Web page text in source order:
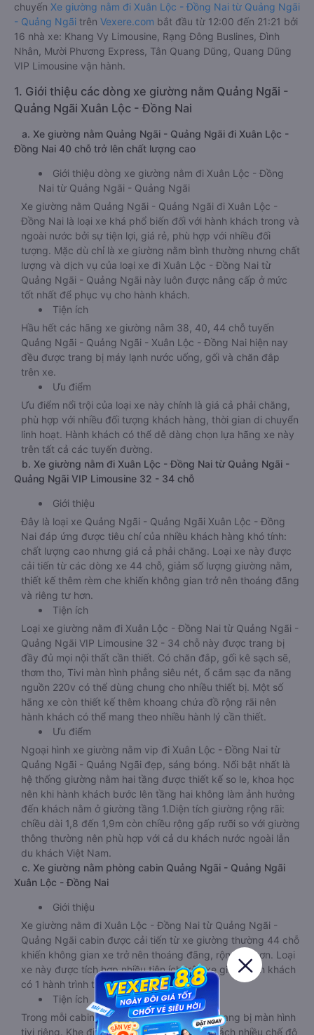
chuyến Xe giường nằm đi Xuân Lộc - Đồng Nai từ Quảng Ngãi
- Quảng Ngãi trên Vexere.com bắt đầu từ 12:00 đến 21:21 bởi
16 nhà xe: Khang Vy Limousine, Rạng Đông Buslines, Đình
Nhân, Mười Phương Express, Tân Quang Dũng, Quang Dũng
VIP Limousine vận hành.
1. Giới thiệu các dòng xe giường nằm Quảng Ngãi -
Quảng Ngãi Xuân Lộc - Đồng Nai
a. Xe giường nằm Quảng Ngãi - Quảng Ngãi đi Xuân Lộc -
Đồng Nai 40 chỗ trở lên chất lượng cao
Giới thiệu dòng xe giường nằm đi Xuân Lộc - Đồng
Nai từ Quảng Ngãi - Quảng Ngãi
Xe giường nằm Quảng Ngãi - Quảng Ngãi đi Xuân Lộc -
Đồng Nai là loại xe khá phổ biến đối với hành khách trong và
ngoài nước bởi sự tiện lợi, giá rẻ, phù hợp với nhiều đối
tượng. Mặc dù chỉ là xe giường nằm bình thường nhưng chất
lượng và dịch vụ của loại xe đi Xuân Lộc - Đồng Nai từ
Quảng Ngãi - Quảng Ngãi này luôn được nâng cấp ở mức
tốt nhất để phục vụ cho hành khách.
Tiện ích
Hầu hết các hãng xe giường nằm 38, 40, 44 chỗ tuyến
Quảng Ngãi - Quảng Ngãi - Xuân Lộc - Đồng Nai hiện nay
đều được trang bị máy lạnh nước uống, gối và chăn đắp
trên xe.
Ưu điểm
Ưu điểm nổi trội của loại xe này chính là giá cả phải chăng,
phù hợp với nhiều đối tượng khách hàng, thời gian di chuyển
linh hoạt. Hành khách có thể dễ dàng chọn lựa hãng xe này
trên tất cả các tuyến đường.
b. Xe giường nằm đi Xuân Lộc - Đồng Nai từ Quảng Ngãi -
Quảng Ngãi VIP Limousine 32 - 34 chỗ
Giới thiệu
Đây là loại xe Quảng Ngãi - Quảng Ngãi Xuân Lộc - Đồng
Nai đáp ứng được tiêu chí của nhiều khách hàng khó tính:
chất lượng cao nhưng giá cả phải chăng. Loại xe này được
cải tiến từ các dòng xe 44 chỗ, giảm số lượng giường nằm,
thiết kế thêm rèm che khiến không gian trở nên thoáng đãng
và riêng tư hơn.
Tiện ích
Loại xe giường nằm đi Xuân Lộc - Đồng Nai từ Quảng Ngãi -
Quảng Ngãi VIP Limousine 32 - 34 chỗ này được trang bị
đầy đủ mọi nội thất cần thiết. Có chăn đắp, gối kê sạch sẽ,
thơm tho, Tivi màn hình phẳng siêu nét, ổ cắm sạc đa năng
nguồn 220v có thể dùng chung cho nhiều thiết bị. Một số
hãng xe còn thiết kế thêm khoang chứa đồ rộng rãi nên
hành khách có thể mang theo nhiều hành lý cần thiết.
Ưu điểm
Ngoại hình xe giường nằm vip đi Xuân Lộc - Đồng Nai từ
Quảng Ngãi - Quảng Ngãi đẹp, sáng bóng. Nổi bật nhất là
hệ thống giường nằm hai tầng được thiết kế so le, khoa học
nên khi hành khách bước lên tầng hai không làm ảnh hưởng
đến khách nằm ở giường tầng 1.Diện tích giường rộng rãi:
chiều dài 1,8 đến 1,9m còn chiều rộng gấp rưỡi so với giường
thông thường nên phù hợp với cả du khách nước ngoài lẫn
du khách Việt Nam.
c. Xe giường nằm phòng cabin Quảng Ngãi - Quảng Ngãi
Xuân Lộc - Đồng Nai
Giới thiệu
Xe giường nằm đi Xuân Lộc - Đồng Nai từ Quảng Ngãi -
Quảng Ngãi cabin được cải tiến từ xe giường thường 44 chỗ
khiến không gian xe trở nên thoáng đãng, rộng rãi hơn. Loại
xe này được tích hợp nhiều tiện ích trên xe giúp hành khách
có 1 hành trình thoải mái và thú vị.
Tiện ích
Trong mỗi cabin của loại xe này đều được trang bị màn hình
tivi riêng. Khe điều hòa mát lạnh, đèn đọc sách nhiều chế độ